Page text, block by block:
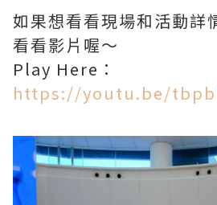
如果想看看現場和活動詳
看看影片喔～
Play Here：
https://youtu.be/